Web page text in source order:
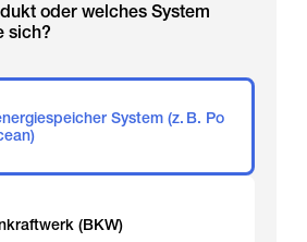
oder welches System
sich?
System (z. B. Po
(BKW)